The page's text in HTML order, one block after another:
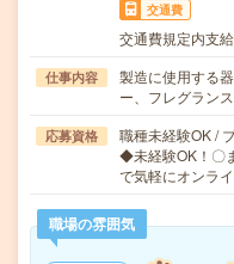
交通費
交通費規定内支給
仕事内容
製造に使用する
ー、フレグラン
応募資格
職種未経験OK /
◆未経験OK！〇
で気軽にオンラ
職場の雰囲気